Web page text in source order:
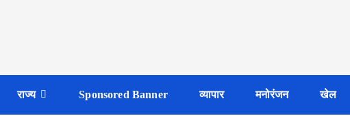
राज्य Sponsored Banner व्यापार मनोरंजन खेल